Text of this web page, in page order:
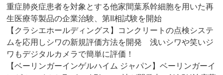
重症肺炎症患者を対象とする他家間葉系幹細胞を用いた再
生医療等製品の企業治験、第II相試験を開始
【クラシエホールディングス】コンクリートの点検システ
ムを応用しシワの新規評価方法を開発 浅いシワや笑いジ
ワもデジタルカメラで簡単に評価！
【ベーリンガーインゲルハイム ジャパン】ベーリンガーイ